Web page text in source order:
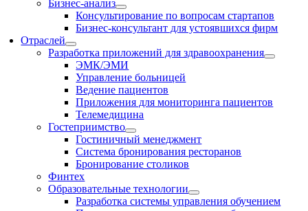
Бизнес-анализ
Консультирование по вопросам стартапов
Бизнес-консультант для устоявшихся фирм
Отраслей
Разработка приложений для здравоохранения
ЭМК/ЭМИ
Управление больницей
Ведение пациентов
Приложения для мониторинга пациентов
Телемедицина
Гостеприимство
Гостиничный менеджмент
Система бронирования ресторанов
Бронирование столиков
Финтех
Образовательные технологии
Разработка системы управления обучением